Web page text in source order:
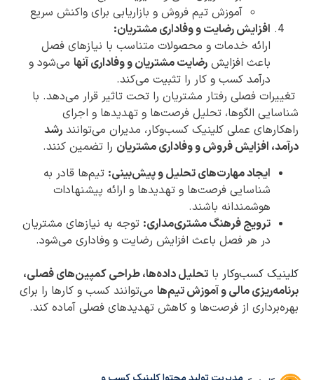
آموزش تیم فروش و بازاریابی برای واکنش سریع
افزایش رضایت و وفاداری مشتریان:
ارائه خدمات و محصولات متناسب با نیازهای فصل
باعث افزایش رضایت مشتریان و وفاداری آنها می‌شود و
درآمد کسب و کار را تثبیت می‌کند.
تغییرات فصلی رفتار مشتریان را تحت تاثیر قرار می‌دهد. با
شناسایی الگوها، تحلیل فرصت‌ها و تهدیدها و اجرای
راهکارهای عملی کلینیک کسب‌وکار، مدیران می‌توانند رشد
درآمد، افزایش فروش و وفاداری مشتریان را تضمین کنند.
ایجاد مهارت‌های تحلیل و پیش‌بینی: تیم‌ها قادر به
شناسایی فرصت‌ها و تهدیدها و ارائه پیشنهادات
هوشمندانه باشند.
ترویج فرهنگ مشتری‌مداری: توجه به نیازهای مشتریان
در هر فصل باعث افزایش رضایت و وفاداری می‌شود.
کلینیک‌ کسب‌وکار با تحلیل داده‌ها، طراحی کمپین‌های فصلی،
برنامه‌ریزی مالی و آموزش تیم‌ها می‌توانند کسب و کارها را برای
بهره‌برداری از فرصت‌ها و کاهش تهدیدهای فصلی آماده کند.